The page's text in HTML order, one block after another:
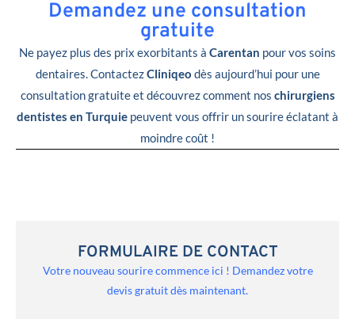
Demandez une consultation
gratuite
Ne payez plus des prix exorbitants à Carentan pour vos soins
dentaires. ContactezCliniqeo dès aujourd’hui pour une
consultation gratuite et découvrez comment nos chirurgiens
dentistes en Turquie peuvent vous offrir un sourire éclatant à
moindre coût !
FORMULAIRE DE CONTACT
Votre nouveau sourire commence ici ! Demandez votre
devis gratuit dès maintenant.